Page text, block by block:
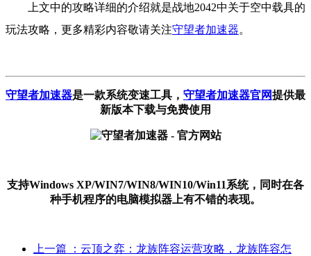
上文中的攻略详细的介绍就是战地2042中关于空中载具的
玩法攻略，更多精彩内容敬请关注守望者加速器。
守望者加速器是一款系统变速工具 ， 守望者加速器官网提供最
新版本下载与免费使用
支持Windows XP/WIN7/WIN8/WIN10/Win11系统，同时在各
种手机程序的电脑模拟器上有不错的表现。
上一篇
：云顶之弈：龙族阵容运营攻略，龙族阵容怎